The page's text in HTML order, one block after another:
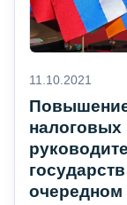
11.10.2021
налоговых